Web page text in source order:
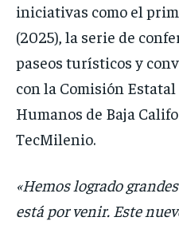
iniciativas como el
(2025), la serie de
paseos turísticos y
con la Comisión
Humanos de Baja
TecMilenio.
«Hemos logrado
está por venir. Este